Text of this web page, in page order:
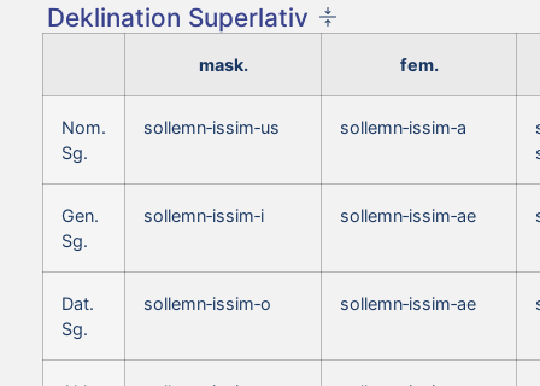
Deklination Superlativ
mask. fem.
Nom.
Sg.
sollemn‑issim‑us sollemn‑issim‑a
Gen.
Sg.
sollemn‑issim‑i sollemn‑issim‑ae
Dat.
Sg.
sollemn‑issim‑o sollemn‑issim‑ae